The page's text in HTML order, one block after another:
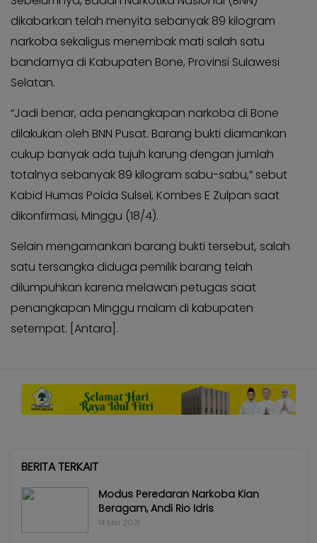
dikabarkan telah menyita sebanyak 89 kilogram
narkoba sekaligus menembak mati salah satu
bandarnya di Kabupaten Bone, Provinsi Sulawesi
Selatan.
“Jadi benar, ada penangkapan narkoba di Bone
dilakukan oleh BNN Pusat. Barang bukti diamankan
cukup banyak ada tujuh karung dengan jumlah
totalnya sebanyak 89 kilogram sabu-sabu,” sebut
Kabid Humas Polda Sulsel, Kombes E Zulpan saat
dikonfirmasi, Minggu (18/4).
Selain mengamankan barang bukti tersebut, salah
satu tersangka diduga pemilik barang telah
dilumpuhkan karena melawan petugas saat
penangkapan Minggu malam di kabupaten
setempat. [Antara].
BERITA TERKAIT
Modus Peredaran Narkoba Kian
Beragam, Andi Rio Idris
14 Mei 2021